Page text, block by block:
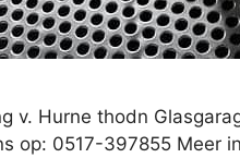
v. Hurne thodn
op: 0517-397855 Meer